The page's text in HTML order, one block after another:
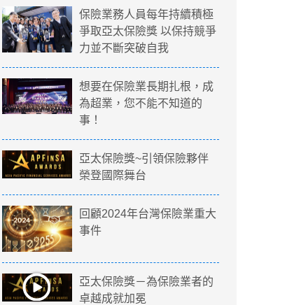
保險業務人員每年持續積極
爭取亞太保險獎 以保持競爭
力並不斷突破自我
想要在保險業長期扎根，成
為超業，您不能不知道的
事！
亞太保險獎~引領保險夥伴
榮登國際舞台
回顧2024年台灣保險業重大
事件
亞太保險獎－為保險業者的
卓越成就加冕